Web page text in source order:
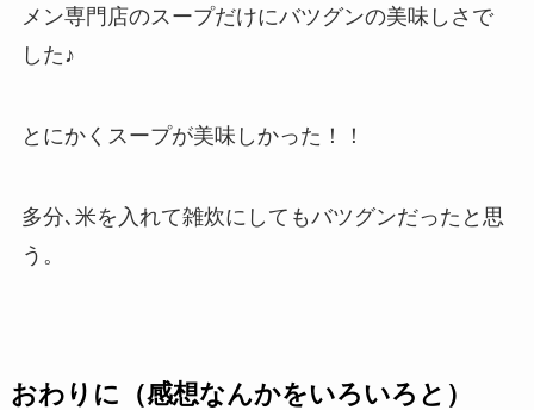
メン専門店のスープだけにバツグンの美味しさで
した♪
とにかくスープが美味しかった！！
多分､米を入れて雑炊にしてもバツグンだったと思
う。
おわりに（感想なんかをいろいろと）